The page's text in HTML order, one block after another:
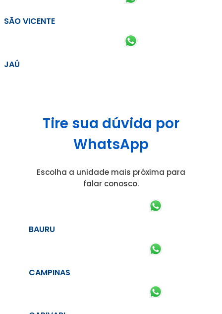
SÃO VICENTE
JAÚ
Tire sua dúvida por
WhatsApp
Escolha a unidade mais próxima para
falar conosco.
BAURU
CAMPINAS